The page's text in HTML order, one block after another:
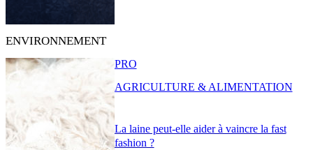
ENVIRONNEMENT
La laine peut-elle aider à vaincre la fast
fashion ?
PRO
AGRICULTURE & ALIMENTATION